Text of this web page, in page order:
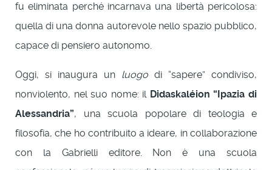
fu eliminata perché incarnava una libertà pericolosa:
quella di una donna autorevole nello spazio pubblico,
capace di pensiero autonomo.
Oggi, si inaugura un luogo di “sapere” condiviso,
nonviolento, nel suo nome: il Didaskaléion “Ipazia di
Alessandria”, una scuola popolare di teologia e
filosofia, che ho contribuito a ideare, in collaborazione
con la Gabrielli editore. Non è una scuola